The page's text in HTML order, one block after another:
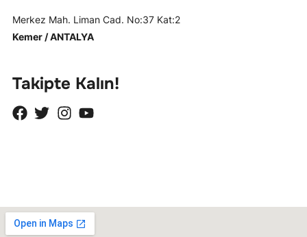
Merkez Mah. Liman Cad. No:37 Kat:2
Kemer / ANTALYA
Takipte Kalın!